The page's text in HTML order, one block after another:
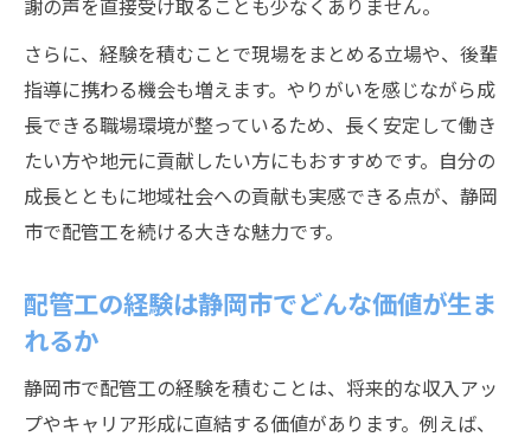
謝の声を直接受け取ることも少なくありません。
さらに、経験を積むことで現場をまとめる立場や、後輩
指導に携わる機会も増えます。やりがいを感じながら成
長できる職場環境が整っているため、長く安定して働き
たい方や地元に貢献したい方にもおすすめです。自分の
成長とともに地域社会への貢献も実感できる点が、静岡
市で配管工を続ける大きな魅力です。
配管工の経験は静岡市でどんな価値が生ま
れるか
静岡市で配管工の経験を積むことは、将来的な収入アッ
プやキャリア形成に直結する価値があります。例えば、